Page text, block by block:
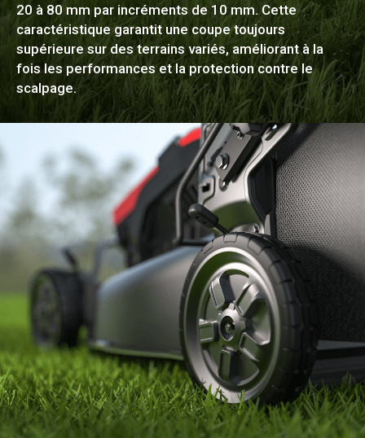
20 à 80 mm par incréments de 10 mm. Cette
caractéristique garantit une coupe toujours
supérieure sur des terrains variés, améliorant à la
fois les performances et la protection contre le
scalpage.